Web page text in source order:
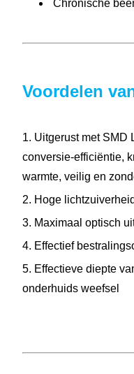
Chronische
Voordelen
1. Uitgerust met SMD
conversie-efficiëntie,
warmte, veilig en
2. Hoge
3. Maximaal optisch
4. Effectief
5. Effectieve diepte
onderhuids weefsel